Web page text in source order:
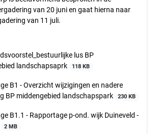
van 20 juni en gaat hierna naar
van 11 juli.
lus BP
landschapsaprk
118 KB
B1 - Overzicht wijzigingen en nadere
BP middengebied landschapspark
230 KB
B1.1 - Rapportage p-ond. wijk Duineveld -
2 MB